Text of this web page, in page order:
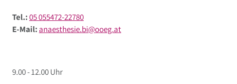
Tel.:05 055472-22780
E-Mail: anaesthesie.bi@ooeg.at
9.00 - 12.00 Uhr